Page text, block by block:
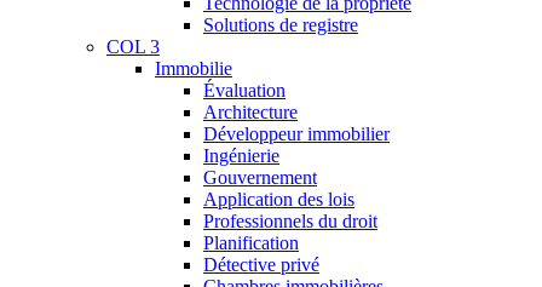
Solutions de registre
COL 3
Immobilie
Évaluation
Architecture
Développeur immobilier
Ingénierie
Gouvernement
Application des lois
Professionnels du droit
Planification
Détective privé